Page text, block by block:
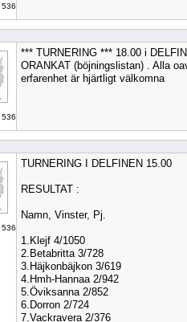
*** TURNERING *** 18.00 i
ORANKAT (böjningslistan) . Alla
erfarenhet är hjärtligt välkomna
TURNERING I DELFINEN 15.00
RESULTAT :
Namn, Vinster, Pj.
1.Klejf 4/1050
2.Betabritta 3/728
3.Häjkonbäjkon 3/619
4.Hmh-Hannaa 2/942
5.Öviksanna 2/852
6.Dorron 2/724
7.Vackravera 2/376